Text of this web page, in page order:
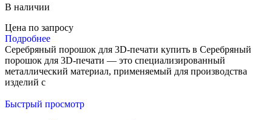
В наличии
Цена по запросу
Подробнее
Серебряный порошок для 3D-печати купить в Серебряный
порошок для 3D-печати — это специализированный
металлический материал, применяемый для производства
изделий с
Быстрый просмотр